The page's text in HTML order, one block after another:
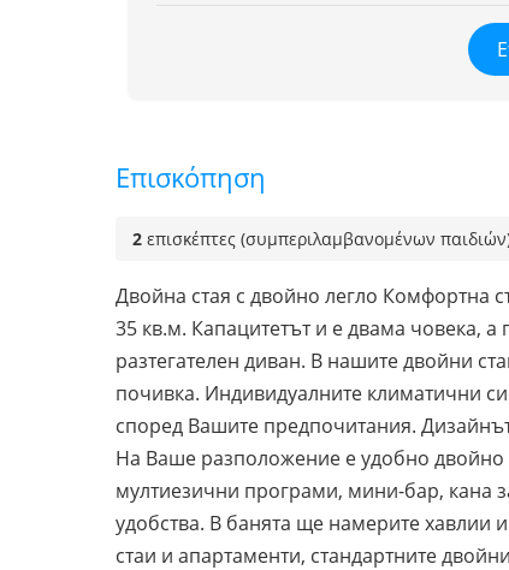
Επισκόπηση
2 επισκέπτες (συμπεριλαμβανομένων
Двойна стая с двойно легло Комфортна
35 кв.м. Капацитетът и е двама човека,
разтегателен диван. В нашите двойни
почивка. Индивидуалните климатични
според Вашите предпочитания.
На Ваше разположение е удобно двойно
мултиезични програми, мини-бар, кана
удобства. В банята ще намерите хавлии
стаи и апартаменти, стандартните